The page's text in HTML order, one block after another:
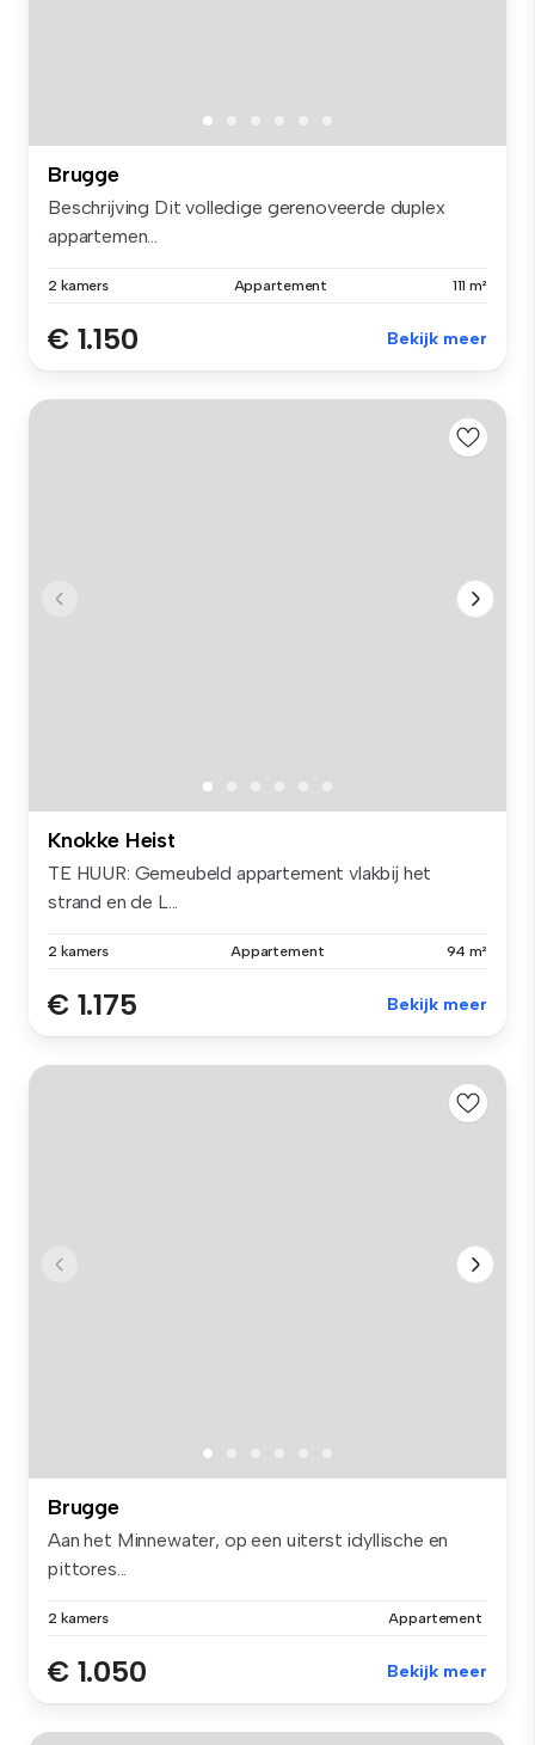
Brugge
Beschrijving Dit volledige gerenoveerde duplex
appartemen...
2 kamers Appartement 111 m²
€ 1.150 Bekijk meer
Knokke Heist
TE HUUR: Gemeubeld appartement vlakbij het
strand en de L...
2 kamers Appartement 94 m²
€ 1.175 Bekijk meer
Brugge
Aan het Minnewater, op een uiterst idyllische en
pittores...
2 kamers Appartement
€ 1.050 Bekijk meer